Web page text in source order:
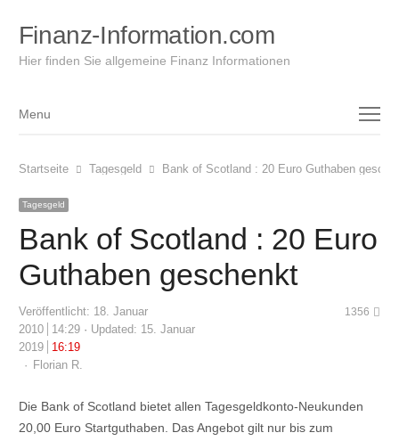
Finanz-Information.com
Hier finden Sie allgemeine Finanz Informationen
Menu
Menu
Startseite Tagesgeld Bank of Scotland : 20 Euro Guthaben
Tagesgeld
Bank of Scotland : 20 Euro
Guthaben geschenkt
Veröffentlicht: 18. Januar
2010
14:29
Updated: 15. Januar
2019
16:19
Author
Florian R.
1356
Die Bank of Scotland bietet allen Tagesgeldkonto-Neukunden
20,00 Euro Startguthaben. Das Angebot gilt nur bis zum